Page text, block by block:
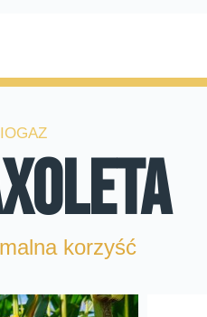
korzyść